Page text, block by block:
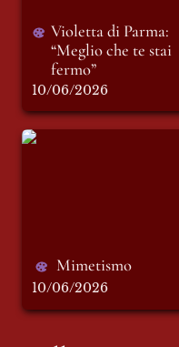
Violetta di Parma:
“Meglio che te stai
fermo”
10/06/2026
Mimetismo
Mimetismo
10/06/2026